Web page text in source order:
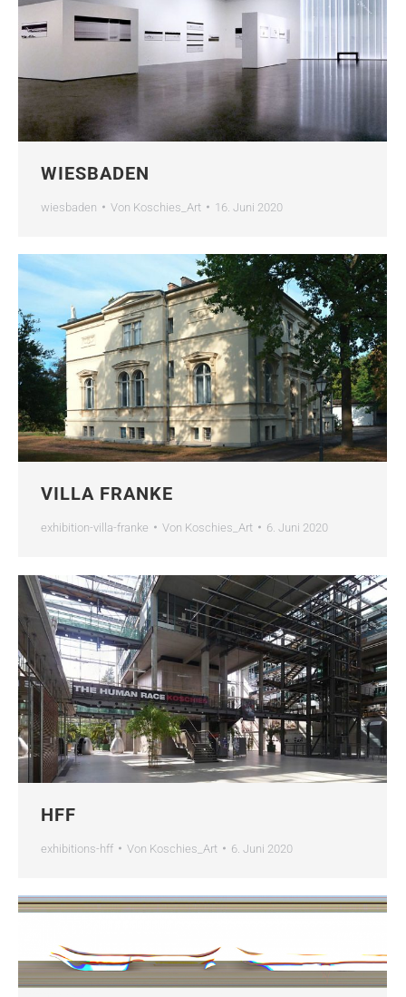
WIESBADEN
wiesbaden Von Koschies_Art 16. Juni 2020
VILLA FRANKE
exhibition-villa-franke Von Koschies_Art 6. Juni 2020
HFF
exhibitions-hff Von Koschies_Art 6. Juni 2020